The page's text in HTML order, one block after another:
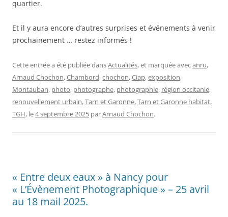
quartier.
Et il y aura encore d’autres surprises et événements à venir
prochainement … restez informés !
Cette entrée a été publiée dansActualités, et marquée avecanru,
Arnaud Chochon,Chambord,chochon,Ciap,exposition,
Montauban, photo, photographe, photographie, région occitanie,
renouvellement urbain,Tarn et Garonne,Tarn et Garonne habitat,
TGH, le4 septembre 2025 parArnaud Chochon.
« Entre deux eaux » à Nancy pour
« L’Évènement Photographique » – 25 avril
au 18 mail 2025.